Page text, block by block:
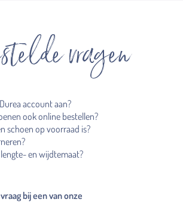
vragen
account aan?
ook online bestellen?
schoen op voorraad is?
en wijdtemaat?
bij een van onze